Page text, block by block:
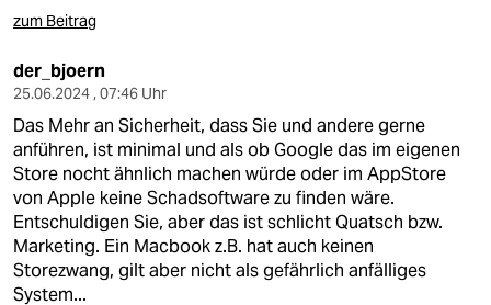
zum Beitrag
der_bjoern
25.06.2024 , 07:46 Uhr
Das Mehr an Sicherheit, dass Sie und andere gerne
anführen, ist minimal und als ob Google das im eigenen
Store nocht ähnlich machen würde oder im AppStore
von Apple keine Schadsoftware zu finden wäre.
Entschuldigen Sie, aber das ist schlicht Quatsch bzw.
Marketing. Ein Macbook z.B. hat auch keinen
Storezwang, gilt aber nicht als gefährlich anfälliges
System...